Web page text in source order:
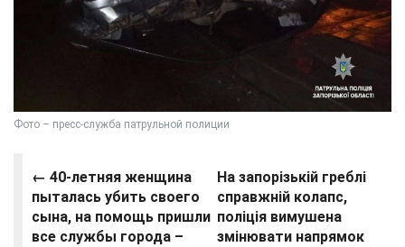
Фото – пресс-служба патрульной полиции
← 40-летняя женщина
пыталась убить своего
сына, на помощь пришли
все службы города –
На запорізькій греблі
справжній колапс,
поліція вимушена
змінювати напрямок